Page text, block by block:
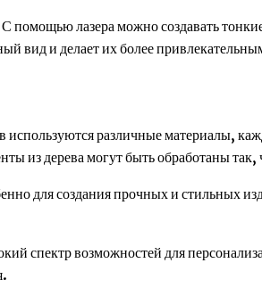
помощью лазера можно создавать
вид и делает их более
используются различные материалы,
из дерева могут быть обработаны
для создания прочных и стильных
спектр возможностей для